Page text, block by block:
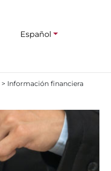
Español
> Información financiera